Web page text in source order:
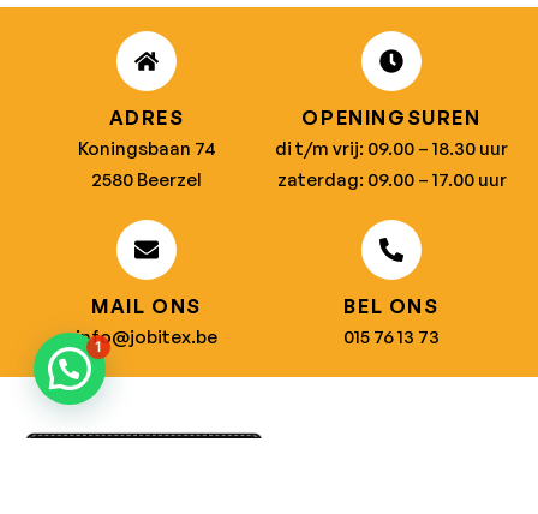
ADRES
Koningsbaan 74
2580 Beerzel
OPENINGSUREN
di t/m vrij: 09.00 – 18.30 uur
zaterdag: 09.00 – 17.00 uur
MAIL ONS
info@jobitex.be
BEL ONS
015 76 13 73
1